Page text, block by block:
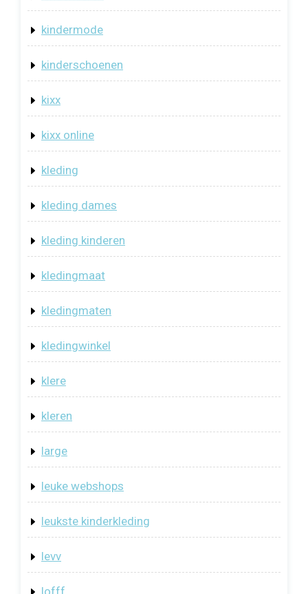
kindermode
kinderschoenen
kixx
kixx online
kleding
kleding dames
kleding kinderen
kledingmaat
kledingmaten
kledingwinkel
klere
kleren
large
leuke webshops
leukste kinderkleding
levv